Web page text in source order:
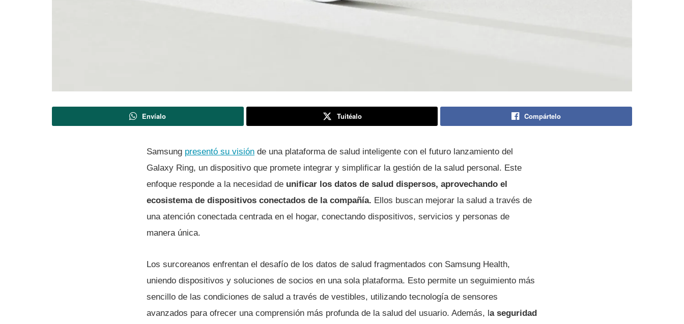
Envíalo Tuitéalo Compártelo
Samsung presentó su visión de una plataforma de salud inteligente con el futuro lanzamiento del
Galaxy Ring, un dispositivo que promete integrar y simplificar la gestión de la salud personal. Este
enfoque responde a la necesidad de unificar los datos de salud dispersos, aprovechando el
ecosistema de dispositivos conectados de la compañía. Ellos buscan mejorar la salud a través de
una atención conectada centrada en el hogar, conectando dispositivos, servicios y personas de
manera única.
Los surcoreanos enfrentan el desafío de los datos de salud fragmentados con Samsung Health,
uniendo dispositivos y soluciones de socios en una sola plataforma. Esto permite un seguimiento más
sencillo de las condiciones de salud a través de vestibles, utilizando tecnología de sensores
avanzados para ofrecer una comprensión más profunda de la salud del usuario. Además, la seguridad